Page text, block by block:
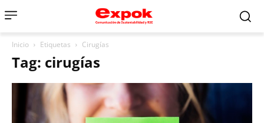
Inicio Etiquetas Cirugías
Tag: cirugías